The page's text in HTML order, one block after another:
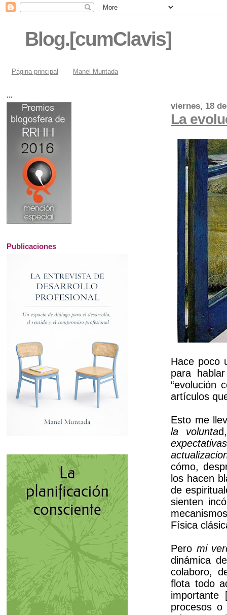
Blog.[cumClavis]
Página principal Manel Muntada
viernes, 18
La
Hace poco
para
“evolución
artículos
Esto me
la volunta
cómo,
los hacen
de
sienten
Física
Pero mi
dinámica
colaboro,
flota todo
importante
procesos
...
Publicaciones